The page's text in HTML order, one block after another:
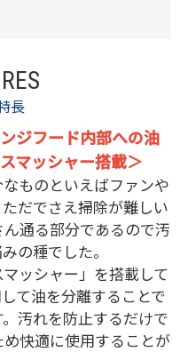
長
ジフード内部への油
マッシャー搭載＞
ものといえばファンや
だでさえ掃除が難しい
通る部分であるので汚
の種でした。
ッシャー」を搭載して
て油を分離することで
汚れを防止するだけで
快適に使用することが